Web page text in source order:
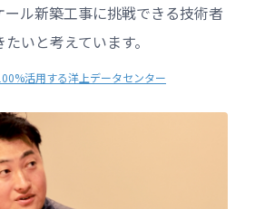
ル新築工事に挑戦できる技術者
いと考えています。
活用する洋上データセンター